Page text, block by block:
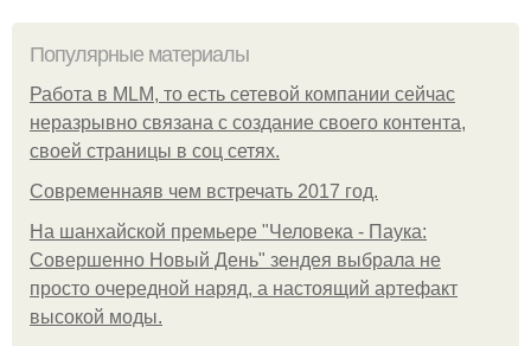
Популярные материалы
Работа в MLM, то есть сетевой компании сейчас
неразрывно связана с создание своего контента,
своей страницы в соц сетях.
Современнаяв чем встречать 2017 год.
На шанхайской премьере "Человека - Паука:
Совершенно Новый День" зендея выбрала не
просто очередной наряд, а настоящий артефакт
высокой моды.